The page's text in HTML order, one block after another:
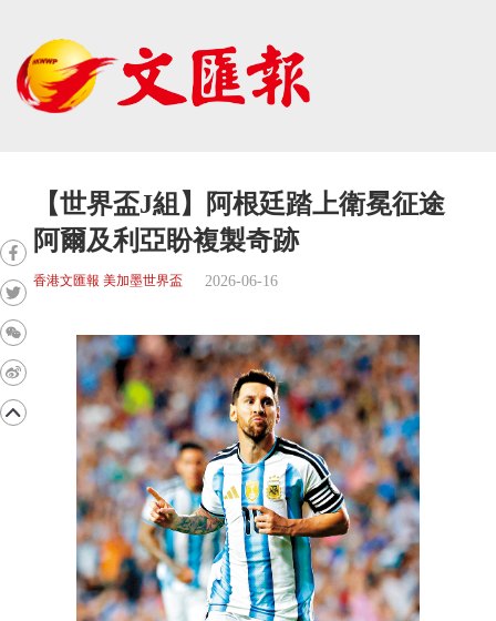
【世界盃J組】阿根廷踏上衛冕征途
阿爾及利亞盼複製奇跡
香港文匯報 美加墨世界盃 2026-06-16